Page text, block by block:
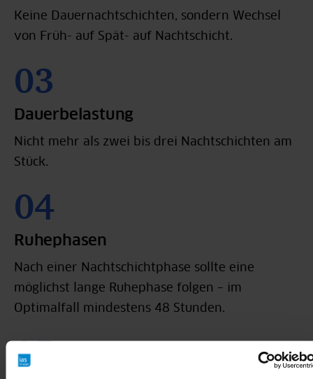
Keine Dauernachtschichten, sondern Wechsel
von Früh- auf Spät- auf Nachtschicht.
Dauerbelastung
Nicht mehr als zwei bis drei Nachtschichten am
Stück.
Ruhephasen
Nach einer Nachtschichtphase sollte eine
möglichst lange Ruhephase folgen – im
Optimalfall mindestens 48 Stunden.